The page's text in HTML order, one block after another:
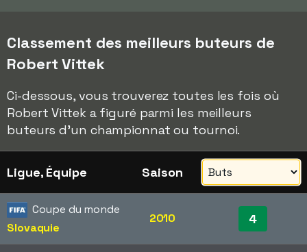
Classement des meilleurs buteurs de
Robert Vittek
Ci-dessous, vous trouverez toutes les fois où
Robert Vittek a figuré parmi les meilleurs
buteurs d'un championnat ou tournoi.
Ligue, Équipe Saison
Coupe du monde
Slovaquie
2010 4